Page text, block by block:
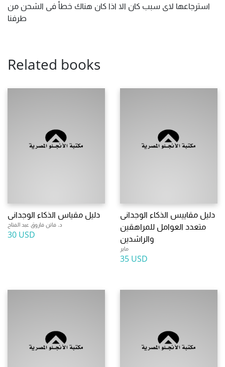
استرجاعها لاى سبب كان الا اذا كان هناك خطأ فى الشحن من
طرفنا
Related books
دليل مقياس الذكاء الوجدانى
د. فاتن فاروق عبد الفتاح
30 USD
دليل مقاييس الذكاء الوجدانى
متعدد العوامل للمراهقين
والراشدين
ماير
35 USD